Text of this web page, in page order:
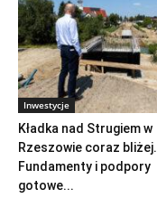
Inwestycje
Kładka nad Strugiem w
Rzeszowie coraz bliżej.
Fundamenty i podpory
gotowe...